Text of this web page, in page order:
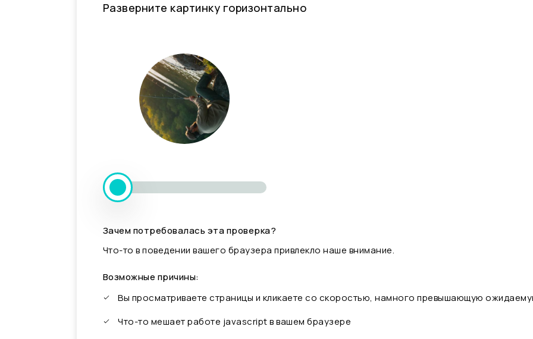
Разверните картинку горизонтально
Зачем потребовалась эта проверка?
Что-то в поведении вашего браузера привлекло наше внимание.
Возможные причины:
Вы просматриваете страницы и кликаете со скоростью, намного превышающую
Что-то мешает работе javascript в вашем браузере